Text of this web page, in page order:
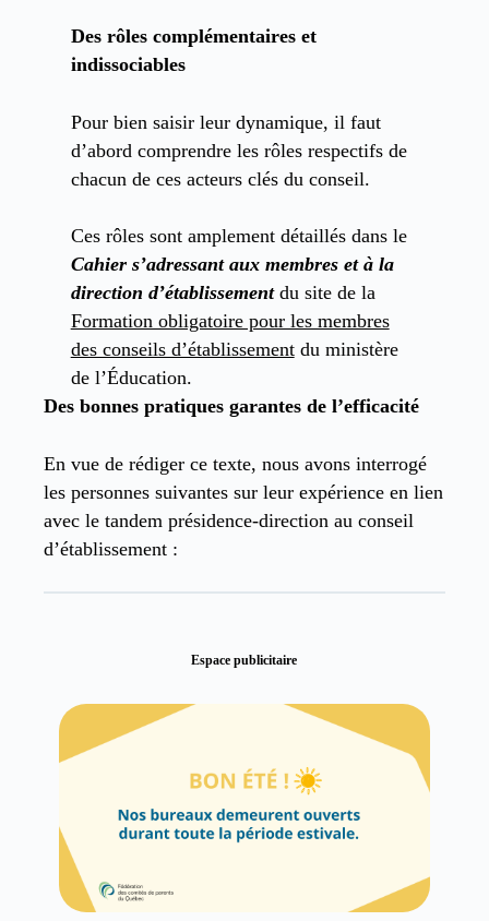
Des rôles complémentaires et
indissociables
Pour bien saisir leur dynamique, il faut
d’abord comprendre les rôles respectifs de
chacun de ces acteurs clés du conseil.
Ces rôles sont amplement détaillés dans le
Cahier s’adressant aux membres et à la
direction d’établissementdu site de la
Formation obligatoire pour les membres
des conseils d’établissementdu ministère
de l’Éducation.
Des bonnes pratiques garantes de l’efficacité
En vue de rédiger ce texte, nous avons interrogé
les personnes suivantes sur leur expérience en lien
avec le tandem présidence-direction au conseil
d’établissement :
Espace publicitaire